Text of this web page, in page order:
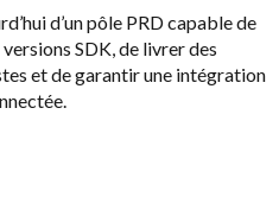
d’un pôle PRD capable de
SDK, de livrer des
et de garantir une intégration